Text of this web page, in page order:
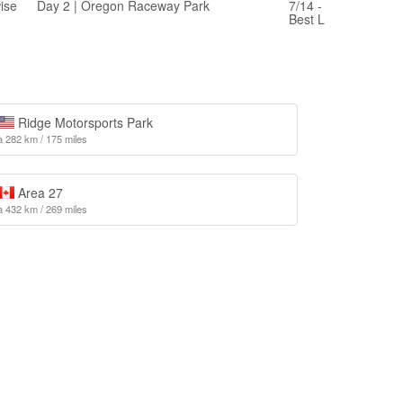
Day 2 | Oregon Raceway Park 7/14 - Oregon
Best Lap
Ridge Motorsports Park
282 km / 175 miles
Area 27
432 km / 269 miles